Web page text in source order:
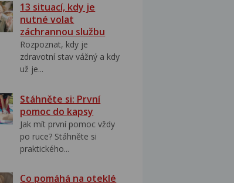
13 situací, kdy je
nutné volat
záchrannou službu
Rozpoznat, kdy je
zdravotní stav vážný a kdy
už je...
Stáhněte si: První
pomoc do kapsy
Jak mít první pomoc vždy
po ruce? Stáhněte si
praktického...
Co pomáhá na oteklé